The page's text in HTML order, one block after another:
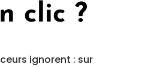
clic ?
ignorent : sur